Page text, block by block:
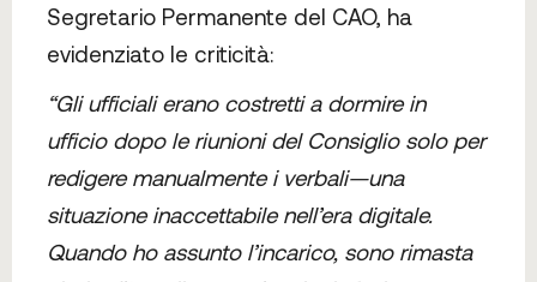
Segretario Permanente del CAO, ha
evidenziato le criticità:
“Gli ufficiali erano costretti a dormire in
ufficio dopo le riunioni del Consiglio solo per
redigere manualmente i verbali—una
situazione inaccettabile nell’era digitale.
Quando ho assunto l’incarico, sono rimasta